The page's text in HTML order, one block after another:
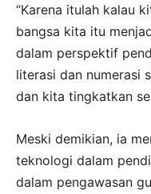
“Karena itulah kalau
bangsa kita itu
dalam perspektif
literasi dan numerasi
dan kita tingkatkan
Meski demikian, ia
teknologi dalam
dalam pengawasan